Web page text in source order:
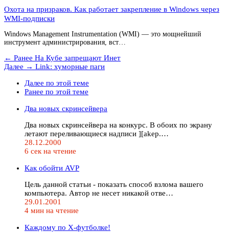
Охота на призраков. Как работает закрепление в Windows через
WMI-подписки
Windows Management Instrumentation (WMI) — это мощнейший
инструмент администрирования, вст…
← Ранее На Кубе запрещают Инет
Далее → Link: хуморные паги
Далее по этой теме
Ранее по этой теме
Два новых скринсейвера
Два новых скринсейвера на конкурс. В обоих по экрану
летают переливающиеся надписи ][akep.…
28.12.2000
6 сек на чтение
Как обойти AVP
Цель данной статьи - показать способ взлома вашего
компьютера. Автор не несет никакой отве…
29.01.2001
4 мин на чтение
Каждому по Х-футболке!